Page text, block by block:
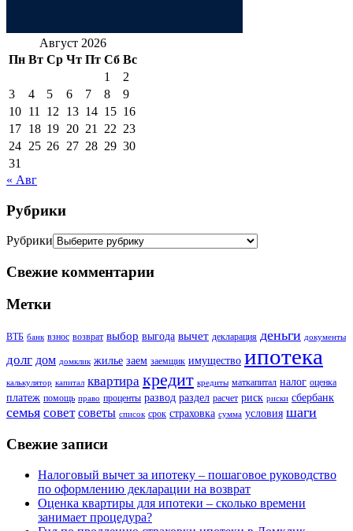
Август 2026
Пн Вт Ср Чт Пт Сб Вс
1
2
3
4 5 6 7 8
9
10 11 12 13 14 15 16
17 18 19 20 21 22 23
24 25 26 27 28 29 30
31
« Авг
Рубрики
Рубрики
Свежие комментарии
Метки
ВТБ банк взнос возврат выбор выгода вычет декларация деньги документы
долг дом домклик жилье заем заемщик имущество ипотека
калькулятор капитал квартира кредит кредиты маткапитал налог оценка
платеж помощь право проценты развод раздел расчет риск риски сбербанк
семья совет советы список срок страховка сумма условия шаги
Свежие записи
Налоговый вычет за ипотеку – пошаговое руководство
по оформлению декларации на возврат
Оценка квартиры для ипотеки – сколько времени
занимает процедура?